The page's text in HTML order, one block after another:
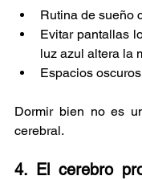
Rutina de sueño
Evitar pantallas
luz azul altera la
Espacios
Dormir bien no es
cerebral.
4. El cerebro